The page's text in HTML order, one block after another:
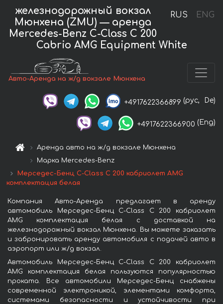
RUS ENG
железнодорожный вокзал
Мюнхена (ZMU) — аренда
Mercedes-Benz C-Class C 200
Cabrio AMG Equipment White
Авто-Аренда на ж/д вокзале Мюнхена
+4917622366899 (рус, De)
+4917622366900 (Eng)
Аренда авто на ж/д вокзале Мюнхена
Марка Mercedes-Benz
Мерседес-Бенц C-Class C 200 кабриолет AMG
комплектация белая
Компания Авто-Аренда предлагает в аренду
автомобиль Мерседес-Бенц C-Class C 200 кабриолет
AMG комплектация белая с доставкой на
железнодорожный вокзал Мюнхена. Вы можете заказать
и забронировать аренду автомобиля с подачей авто в
аэропорт или ж/д вокзал.
Автомобиль Мерседес-Бенц C-Class C 200 кабриолет
AMG комплектация белая пользуются популярностью
проката. Все автомобили Мерседес-Бенц снабжены
современной электроникой, элементами комфорта,
системами безопасности и устойчивости при